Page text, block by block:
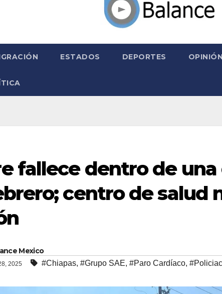
ESTADOS DEPORTES OPINIÓN
fallece dentro de
centro de salud
Mexico
2025 #Chiapas, #Grupo SAE, #Paro Cardíaco,